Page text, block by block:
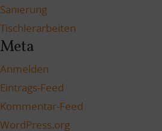
Sanierung
Tischlerarbeiten
Meta
Anmelden
Eintrags-Feed
Kommentar-Feed
WordPress.org